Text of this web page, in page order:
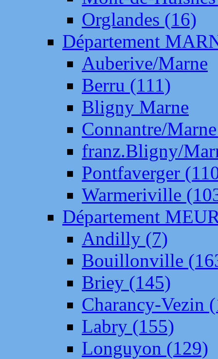
Orglandes (16)
Département
Auberive/Marne
Berru (111)
Bligny Marne
Connantre/
franz.Bligny/
Pontfaverger
Warmeriville
Département
Andilly (7)
Bouillonville
Briey (145)
Charancy-Vezin
Labry (155)
Longuyon (129)